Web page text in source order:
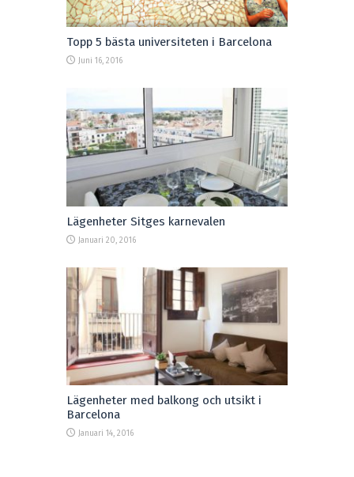
Topp 5 bästa universiteten i Barcelona
Juni 16, 2016
Lägenheter Sitges karnevalen
Januari 20, 2016
Lägenheter med balkong och utsikt i
Barcelona
Januari 14, 2016